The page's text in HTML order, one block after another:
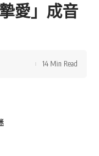
愛」成音
14 Min Read